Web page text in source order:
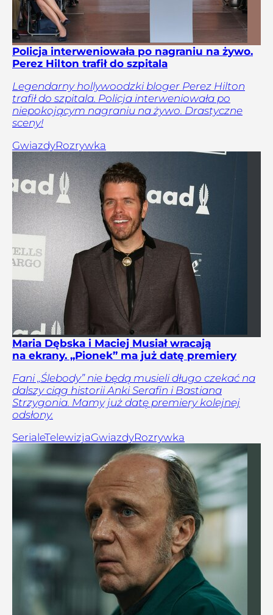
Policja interweniowała po nagraniu na żywo.
Perez Hilton trafił do szpitala
Legendarny hollywoodzki bloger Perez Hilton
trafił do szpitala. Policja interweniowała po
niepokojącym nagraniu na żywo. Drastyczne
sceny!
GwiazdyRozrywka
Maria Dębska i Maciej Musiał wracają
na ekrany. „Pionek” ma już datę premiery
Fani „Ślebody” nie będą musieli długo czekać na
dalszy ciąg historii Anki Serafin i Bastiana
Strzygonia. Mamy już datę premiery kolejnej
odsłony.
SerialeTelewizjaGwiazdyRozrywka